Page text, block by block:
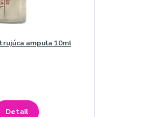
ampula 10ml
Detail